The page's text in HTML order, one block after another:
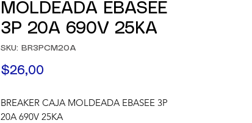
MOLDEADA EBASEE
3P 20A 690V 25KA
SKU: BR3PCM20A
$26,00
BREAKER CAJA MOLDEADA EBASEE 3P
20A 690V 25KA